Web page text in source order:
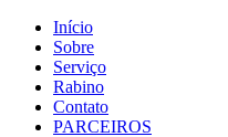
Início
Sobre
Serviço
Rabino
Contato
PARCEIROS